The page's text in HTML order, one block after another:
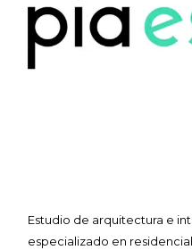
Estudio de arquitectura e
especializado en